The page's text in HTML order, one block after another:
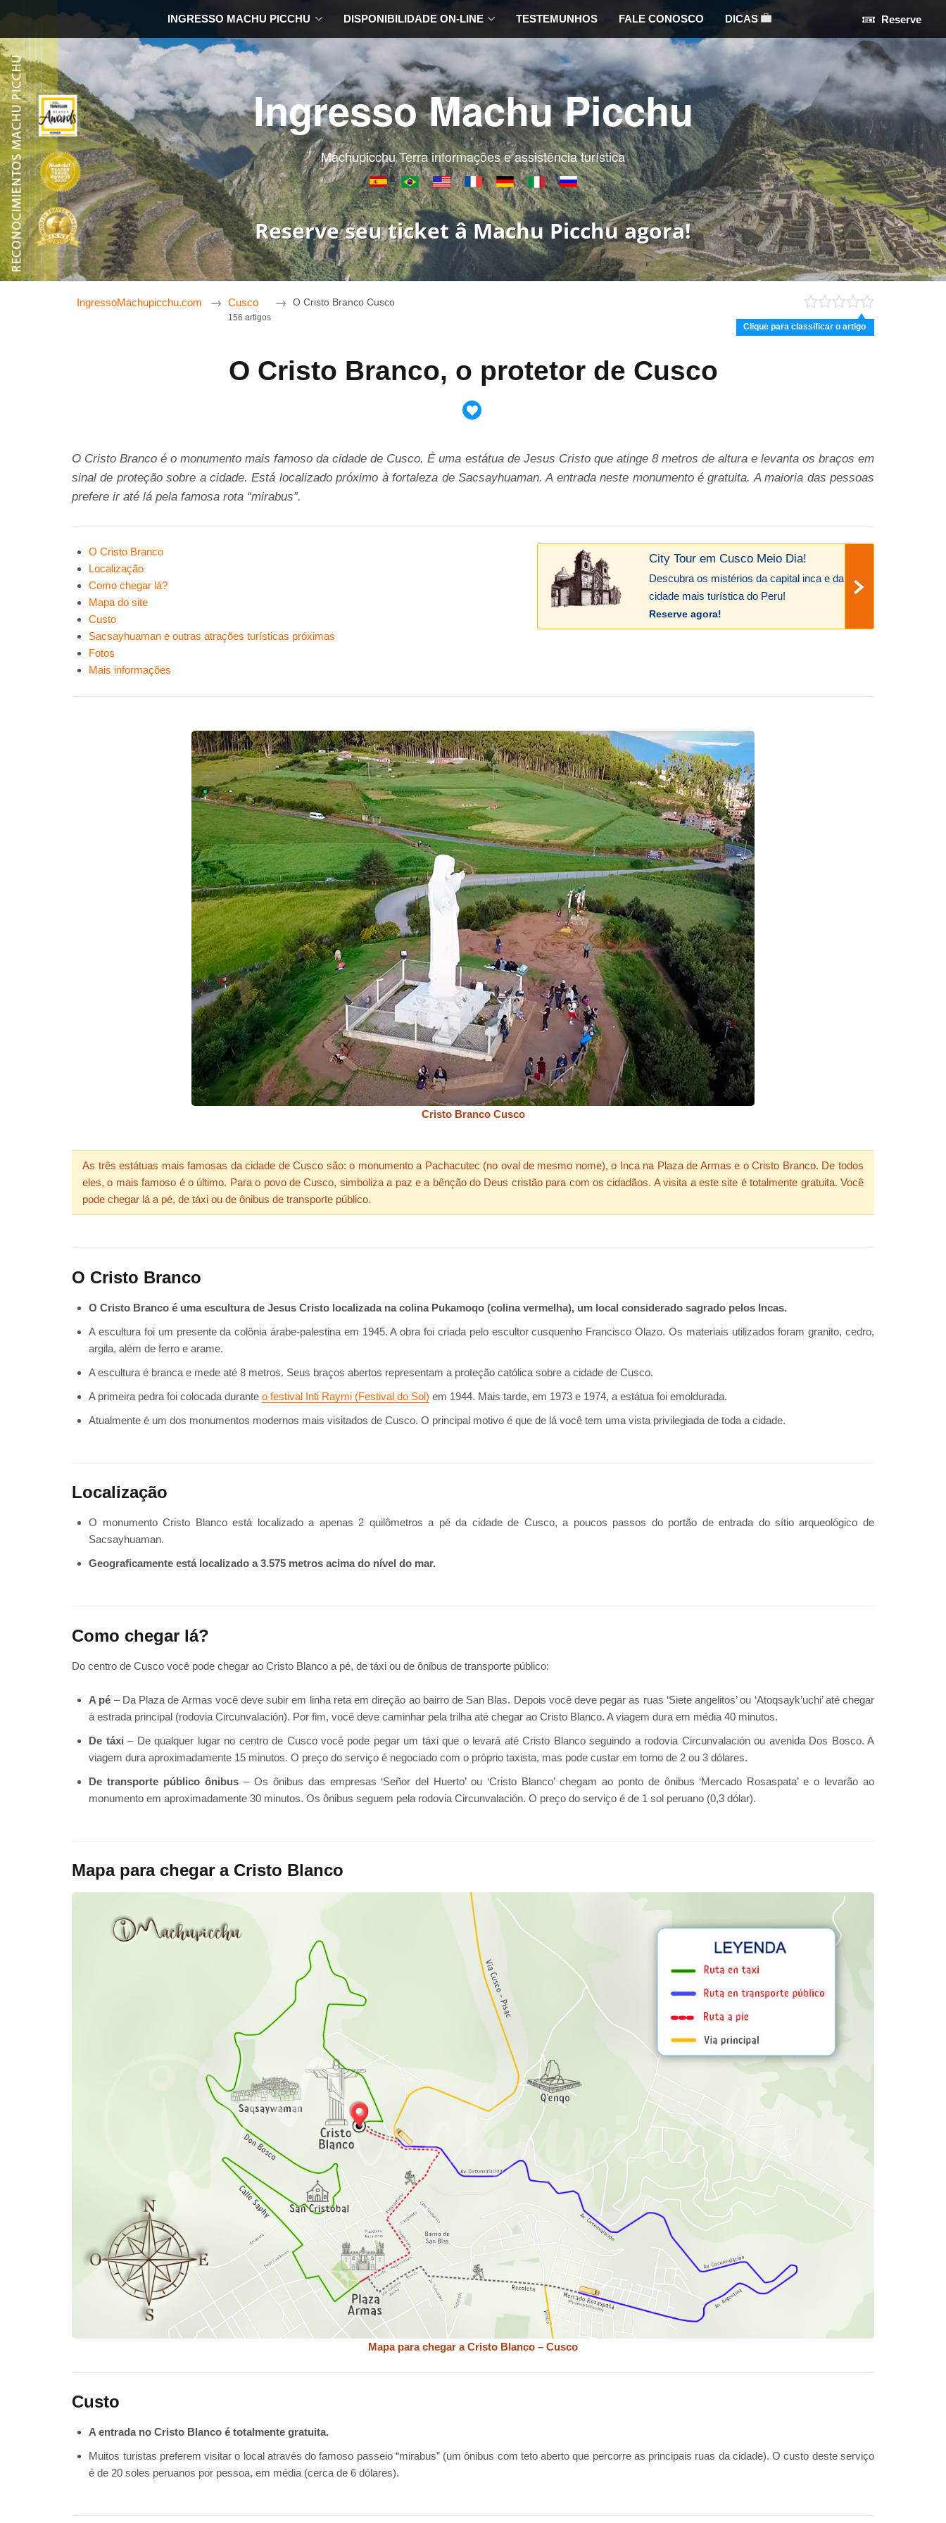
INGRESSO MACHU PICCHU DISPONIBILIDADE ON-LINE TESTEMUNHOS FALE CONOSCO DICAS Reserve
Ingresso Machu Picchu
Machupicchu Terra informações e assistência turística
Reserve seu ticket â Machu Picchu agora!
IngressoMachupicchu.com Cusco
156 artigos
O Cristo Branco Cusco
Clique para classificar o artigo
O Cristo Branco, o protetor de Cusco
O Cristo Branco é o monumento mais famoso da cidade de Cusco. É uma estátua de Jesus Cristo que atinge 8 metros de altura e levanta os braços em
sinal de proteção sobre a cidade. Está localizado próximo à fortaleza de Sacsayhuaman. A entrada neste monumento é gratuita. A maioria das pessoas
prefere ir até lá pela famosa rota “mirabus”.
City Tour em Cusco Meio Dia!
Descubra os mistérios da capital inca e da
cidade mais turística do Peru!
Reserve agora!
O Cristo Branco
Localização
Como chegar lá?
Mapa do site
Custo
Sacsayhuaman e outras atrações turísticas próximas
Fotos
Mais informações
Cristo Branco Cusco
As três estátuas mais famosas da cidade de Cusco são: o monumento a Pachacutec (no oval de mesmo nome), o Inca na Plaza de Armas e o Cristo Branco. De todos
eles, o mais famoso é o último. Para o povo de Cusco, simboliza a paz e a bênção do Deus cristão para com os cidadãos. A visita a este site é totalmente gratuita. Você
pode chegar lá a pé, de táxi ou de ônibus de transporte público.
O Cristo Branco
O Cristo Branco é uma escultura de Jesus Cristo localizada na colina Pukamoqo (colina vermelha), um local considerado sagrado pelos Incas.
A escultura foi um presente da colônia árabe-palestina em 1945. A obra foi criada pelo escultor cusquenho Francisco Olazo. Os materiais utilizados foram granito, cedro,
argila, além de ferro e arame.
A escultura é branca e mede até 8 metros. Seus braços abertos representam a proteção católica sobre a cidade de Cusco.
A primeira pedra foi colocada duranteo festival Inti Raymi (Festival do Sol) em 1944. Mais tarde, em 1973 e 1974, a estátua foi emoldurada.
Atualmente é um dos monumentos modernos mais visitados de Cusco. O principal motivo é que de lá você tem uma vista privilegiada de toda a cidade.
Localização
O monumento Cristo Blanco está localizado a apenas 2 quilômetros a pé da cidade de Cusco, a poucos passos do portão de entrada do sítio arqueológico de
Sacsayhuaman.
Geograficamente está localizado a 3.575 metros acima do nível do mar.
Como chegar lá?
Do centro de Cusco você pode chegar ao Cristo Blanco a pé, de táxi ou de ônibus de transporte público:
A pé – Da Plaza de Armas você deve subir em linha reta em direção ao bairro de San Blas. Depois você deve pegar as ruas ‘Siete angelitos’ ou ‘Atoqsayk’uchi’ até chegar
à estrada principal (rodovia Circunvalación). Por fim, você deve caminhar pela trilha até chegar ao Cristo Blanco. A viagem dura em média 40 minutos.
De táxi – De qualquer lugar no centro de Cusco você pode pegar um táxi que o levará até Cristo Blanco seguindo a rodovia Circunvalación ou avenida Dos Bosco. A
viagem dura aproximadamente 15 minutos. O preço do serviço é negociado com o próprio taxista, mas pode custar em torno de 2 ou 3 dólares.
De transporte público ônibus – Os ônibus das empresas ‘Señor del Huerto’ ou ‘Cristo Blanco’ chegam ao ponto de ônibus ‘Mercado Rosaspata’ e o levarão ao
monumento em aproximadamente 30 minutos. Os ônibus seguem pela rodovia Circunvalación. O preço do serviço é de 1 sol peruano (0,3 dólar).
Mapa para chegar a Cristo Blanco
Mapa para chegar a Cristo Blanco – Cusco
Custo
A entrada no Cristo Blanco é totalmente gratuita.
Muitos turistas preferem visitar o local através do famoso passeio “mirabus” (um ônibus com teto aberto que percorre as principais ruas da cidade). O custo deste serviço
é de 20 soles peruanos por pessoa, em média (cerca de 6 dólares).